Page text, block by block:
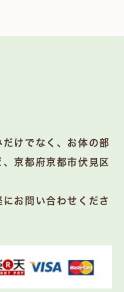
けでなく、お体の部
京都府京都市伏見区
お問い合わせくださ